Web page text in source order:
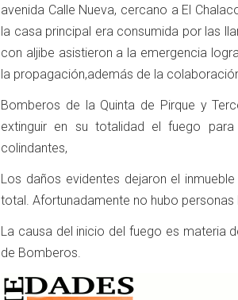
avenida Calle Nueva, cercano a El
la casa principal era consumida por las
con aljibe asistieron a la emergencia
la propagación,además de la
Bomberos de la Quinta de Pirque y
extinguir en su totalidad el fuego
colindantes,
Los daños evidentes dejaron el
total. Afortunadamente no hubo personas
La causa del inicio del fuego es materia
de Bomberos.